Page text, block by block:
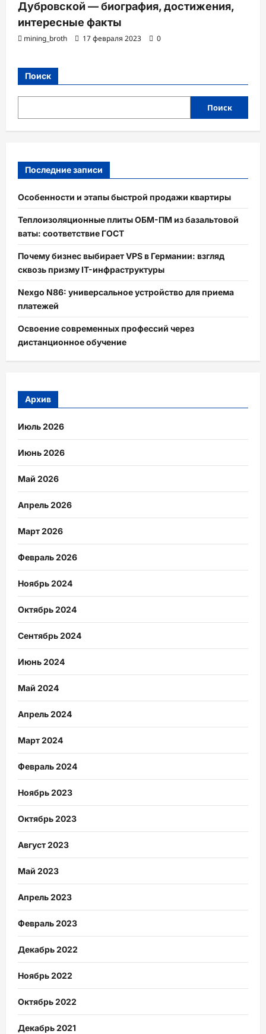
Дубровской — биография, достижения,
интересные факты
mining_broth 17 февраля 2023 0
Поиск
Поиск
Последние записи
Особенности и этапы быстрой продажи квартиры
Теплоизоляционные плиты ОБМ-ПМ из базальтовой
ваты: соответствие ГОСТ
Почему бизнес выбирает VPS в Германии: взгляд
сквозь призму IT-инфраструктуры
Nexgo N86: универсальное устройство для приема
платежей
Освоение современных профессий через
дистанционное обучение
Архив
Июль 2026
Июнь 2026
Май 2026
Апрель 2026
Март 2026
Февраль 2026
Ноябрь 2024
Октябрь 2024
Сентябрь 2024
Июнь 2024
Май 2024
Апрель 2024
Март 2024
Февраль 2024
Ноябрь 2023
Октябрь 2023
Август 2023
Май 2023
Апрель 2023
Февраль 2023
Декабрь 2022
Ноябрь 2022
Октябрь 2022
Декабрь 2021